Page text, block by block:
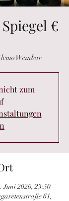
€
Weinbar
zum
Juni 2026, 23:50
61,